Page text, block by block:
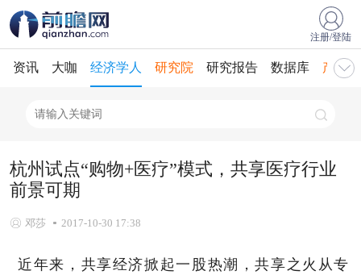
注册/登陆
资讯 大咖 经济学人 研究院 研究报告 数据库 产业
杭州试点“购物+医疗”模式，共享医疗行业
前景可期
邓莎 2017-10-30 17:38
近年来，共享经济掀起一股热潮，共享之火从专